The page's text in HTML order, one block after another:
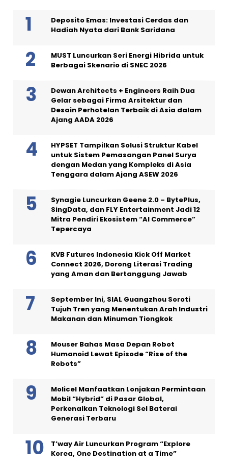
Deposito Emas: Investasi Cerdas dan
Hadiah Nyata dari Bank Saridana
MUST Luncurkan Seri Energi Hibrida untuk
Berbagai Skenario di SNEC 2026
Dewan Architects + Engineers Raih Dua
Gelar sebagai Firma Arsitektur dan
Desain Perhotelan Terbaik di Asia dalam
Ajang AADA 2026
HYPSET Tampilkan Solusi Struktur Kabel
untuk Sistem Pemasangan Panel Surya
dengan Medan yang Kompleks di Asia
Tenggara dalam Ajang ASEW 2026
Synagie Luncurkan Geene 2.0 – BytePlus,
SingData, dan FLY Entertainment Jadi 12
Mitra Pendiri Ekosistem “AI Commerce”
Tepercaya
KVB Futures Indonesia Kick Off Market
Connect 2026, Dorong Literasi Trading
yang Aman dan Bertanggung Jawab
September Ini, SIAL Guangzhou Soroti
Tujuh Tren yang Menentukan Arah Industri
Makanan dan Minuman Tiongkok
Mouser Bahas Masa Depan Robot
Humanoid Lewat Episode “Rise of the
Robots”
Molicel Manfaatkan Lonjakan Permintaan
Mobil “Hybrid” di Pasar Global,
Perkenalkan Teknologi Sel Baterai
Generasi Terbaru
T’way Air Luncurkan Program “Explore
Korea, One Destination at a Time”